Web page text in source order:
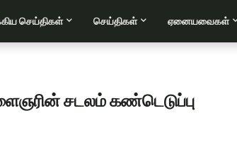
செய்திகள் செய்திகள் ஏனையவைகள்
சடலம் கண்டெடுப்பு